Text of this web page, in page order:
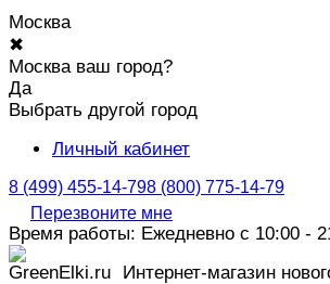
Москва
✖
Москва ваш город?
Да
Выбрать другой город
Личный кабинет
8 (499) 455-14-798 (800) 775-14-79
Перезвоните мне
Время работы: Ежедневно с 10:00 -
Интернет-магазин